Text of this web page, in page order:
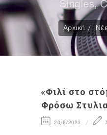
Singles,
Αρχική
«Φιλί στο
Φρόσω
20/8/2023